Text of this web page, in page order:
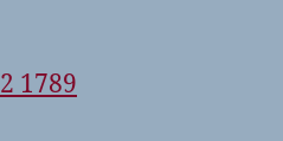
1789